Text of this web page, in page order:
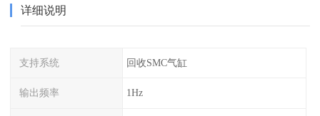
详细说明
支持系统 回收SMC气缸
输出频率 1Hz